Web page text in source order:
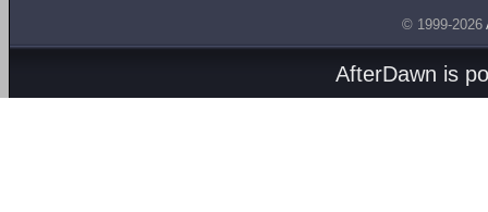
© 1999-2026
AfterDawn is